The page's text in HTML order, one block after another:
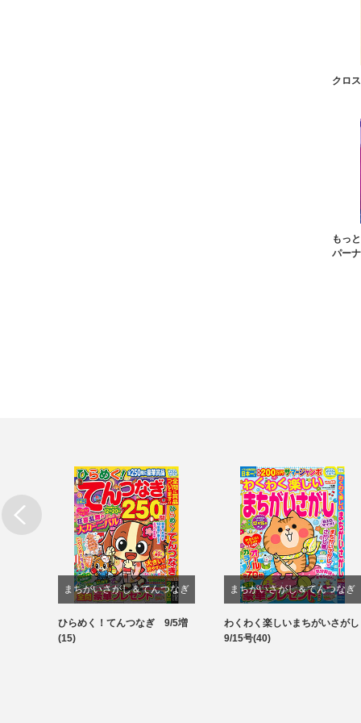
クロ
もっ
パー
まちがいさがし＆てんつなぎ
パズル
ひらめく！てんつなぎ 9/5増
(15)
まちがいさがし＆てんつなぎ
パズル
わくわく楽しいまちがいさがし
9/15号(40)